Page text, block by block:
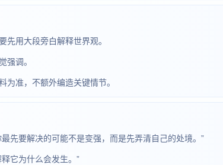
先用大段旁白解释世界观。
强调。
准，不额外编造关键情节。
先要解决的可能不是变强，而是先弄清自己的处境。”
它为什么会发生。”